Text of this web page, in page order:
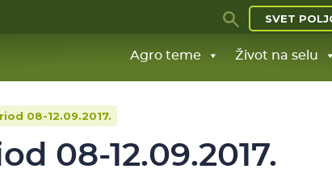
SVET
Agro teme Život na selu
08-12.09.2017.
08-12.09.2017.